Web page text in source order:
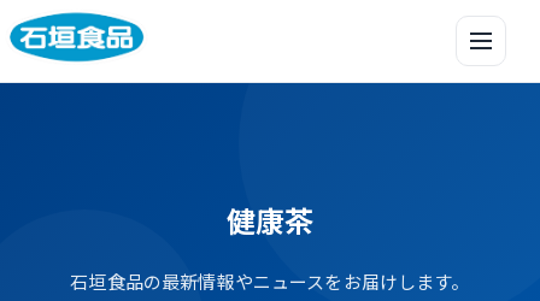
メニュ
健康茶
石垣食品の最新情報やニュースをお届けします。